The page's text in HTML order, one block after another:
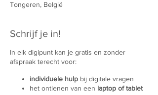
Tongeren, België
Schrijf je in!
In elk digipunt kan je gratis en zonder
afspraak terecht voor:
individuele hulp bij digitale vragen
het ontlenen van een laptop of tablet